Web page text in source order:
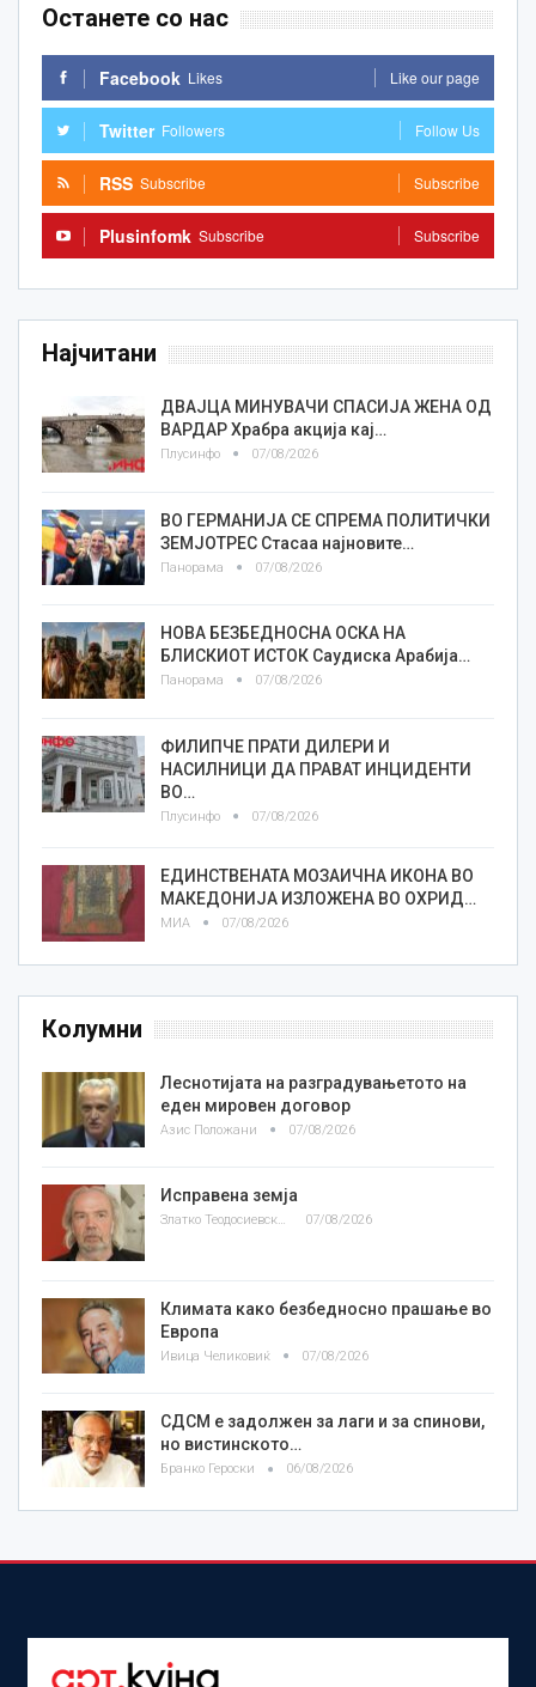
Останете со нас
Facebook Likes Like our page
Twitter Followers Follow Us
RSS Subscribe Subscribe
Plusinfomk Subscribe Subscribe
Најчитани
ДВАЈЦА МИНУВАЧИ СПАСИЈА ЖЕНА ОД
ВАРДАР Храбра акција кај…
Плусинфо 07/08/2026
ВО ГЕРМАНИЈА СЕ СПРЕМА ПОЛИТИЧКИ
ЗЕМЈОТРЕС Стасаа најновите…
Панорама 07/08/2026
НОВА БЕЗБЕДНОСНА ОСКА НА
БЛИСКИОТ ИСТОК Саудиска Арабија…
Панорама 07/08/2026
ФИЛИПЧЕ ПРАТИ ДИЛЕРИ И
НАСИЛНИЦИ ДА ПРАВАТ ИНЦИДЕНТИ
ВО…
Плусинфо 07/08/2026
ЕДИНСТВЕНАТА МОЗАИЧНА ИКОНА ВО
МАКЕДОНИЈА ИЗЛОЖЕНА ВО ОХРИД…
МИА 07/08/2026
Колумни
Леснотијата на разградувањетото на
еден мировен договор
Азис Положани 07/08/2026
Исправена земја
Златко Теодосиевски 07/08/2026
Климата како безбедносно прашање во
Европа
Ивица Челиковиќ 07/08/2026
СДСМ е задолжен за лаги и за спинови,
но вистинското…
Бранко Героски 06/08/2026